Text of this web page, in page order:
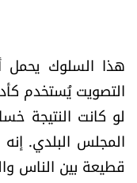
هذا السلوك يحمل
التصويت يُستخدم
لو كانت النتيجة
المجلس البلدي.
قطيعة بين الناس